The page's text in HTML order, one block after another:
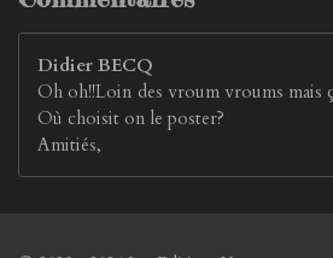
Didier BECQ
Oh oh!!Loin des vroum vroums mais
Où choisit on le poster?
Amitiés,